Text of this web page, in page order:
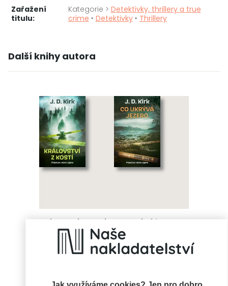
Zařažení
titulu:
Kategorie > Detektivky, thrillery a true
crime ‣ Detektivky‣ Thrillery
Další knihy autora
Království z kostí
Co ukrývá jezero
J. D. Kirk